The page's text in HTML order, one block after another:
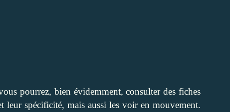
pourrez, bien évidemment, consulter des fiches
leur spécificité, mais aussi les voir en mouvement.